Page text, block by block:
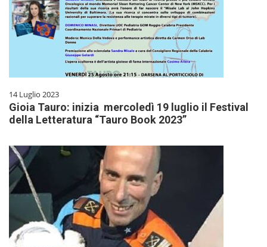
14 Luglio 2023
Gioia Tauro: inizia mercoledì 19 luglio il Festival
della Letteratura “Tauro Book 2023”